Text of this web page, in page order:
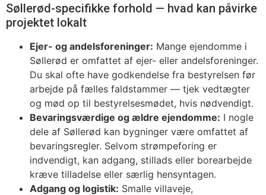
Søllerød-specifikke forhold — hvad kan påvirke
projektet lokalt
Ejer- og andelsforeninger: Mange ejendomme i
Søllerød er omfattet af ejer- eller andelsforeninger.
Du skal ofte have godkendelse fra bestyrelsen før
arbejde på fælles faldstammer — tjek vedtægter
og mød op til bestyrelsesmødet, hvis nødvendigt.
Bevaringsværdige og ældre ejendomme: I nogle
dele af Søllerød kan bygninger være omfattet af
bevaringsregler. Selvom strømpeforing er
indvendigt, kan adgang, stillads eller borearbejde
kræve tilladelse eller særlig hensyntagen.
Adgang og logistik: Smalle villaveje,